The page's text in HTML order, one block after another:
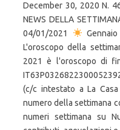
December 30, 2020 N.
NEWS DELLA
04/01/2021
L'oroscopo della
2021 è l'oroscopo di
(c/c intestato a La
numero della settimana
numeri settimana su